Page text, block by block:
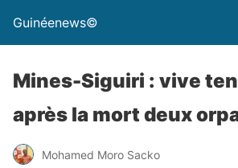
Guinéenews©
Mines-Siguiri : vive
après la mort deux
Mohamed Moro Sacko